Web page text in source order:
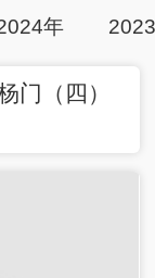
年
门（四）